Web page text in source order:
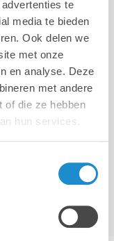
te
media te bieden
Ook delen we
met onze
en analyse. Deze
met andere
of die ze hebben
hun services.
maandelijkse
adres niet door aan